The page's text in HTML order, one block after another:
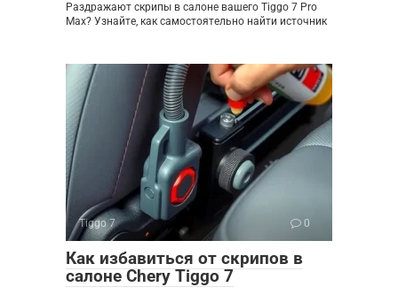
Раздражают скрипы в салоне вашего Tiggo 7 Pro
Max? Узнайте, как самостоятельно найти источник
Tiggo 7 0
Как избавиться от скрипов в
салоне Chery Tiggo 7